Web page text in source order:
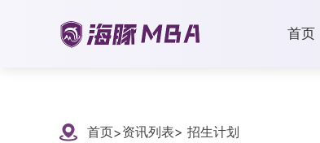
首页
首页>资讯列表> 招生计划